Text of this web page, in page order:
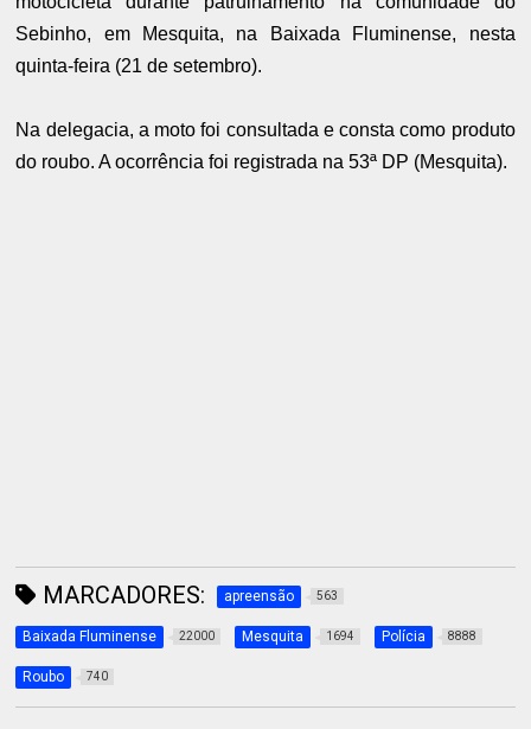
Sebinho, em Mesquita, na Baixada Fluminense, nesta
quinta-feira (21 de setembro).
Na delegacia, a moto foi consultada e consta como produto
do roubo. A ocorrência foi registrada na 53ª DP (Mesquita).
MARCADORES: apreensão 563
Baixada Fluminense 22000 Mesquita 1694 Polícia 8888
Roubo 740